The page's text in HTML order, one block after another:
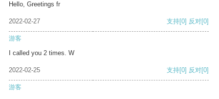
Hello, Greetings fr
2022-02-27 支持[0] 反对[0]
游客
I called you 2 times. W
2022-02-25 支持[0] 反对[0]
游客